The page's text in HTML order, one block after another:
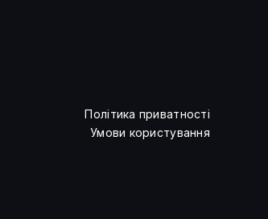
Політика приватності
Умови користування